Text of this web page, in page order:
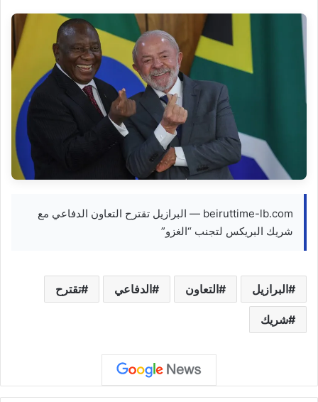
beiruttime-lb.com — البرازيل تقترح التعاون الدفاعي مع
شريك البريكس لتجنب “الغزو”
البرازيل التعاون الدفاعي تقترح
شريك